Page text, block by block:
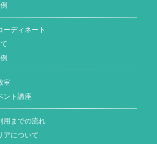
ーディネート
室
ント講座
用までの流れ
アについて